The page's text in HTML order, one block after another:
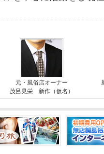
元・風俗店オーナー
茂呂見栄 新作（仮名）